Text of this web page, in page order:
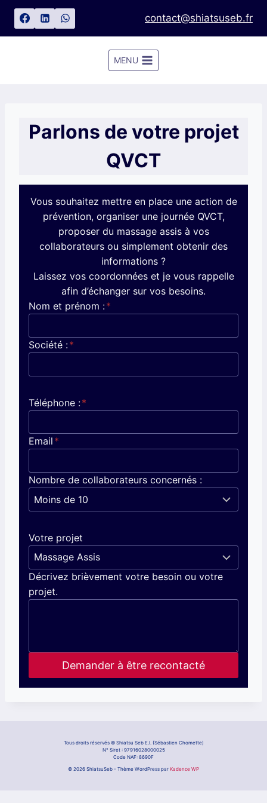
Aller
contenu
contact@shiatsuseb.fr
MENU
Parlons de votre projet
QVCT
Vous souhaitez mettre en place une action de
prévention, organiser une journée QVCT,
proposer du massage assis à vos
collaborateurs ou simplement obtenir des
informations ?
Laissez vos coordonnées et je vous rappelle
afin d’échanger sur vos besoins.
Nom et prénom :*
Société :*
Téléphone :*
Email *
Nombre de collaborateurs concernés :
Votre projet
Décrivez brièvement votre besoin ou votre
projet.
Demander à être recontacté
Tous droits réservés © Shiatsu Seb E.I. (Sébastien Chomette)
N° Siret : 97916028000025
Code NAF: 8690F
© 2026 ShiatsuSeb - Thème WordPress par Kadence WP